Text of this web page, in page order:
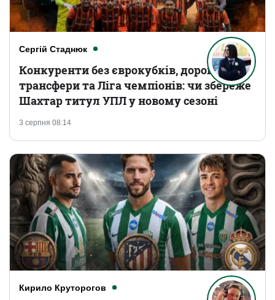
Сергій Стаднюк
3 серпня 08:14
Конкуренти без єврокубків, дорогі
трансфери та Ліга чемпіонів: чи збереже
Шахтар титул УПЛ у новому сезоні
Кирило Круторогов